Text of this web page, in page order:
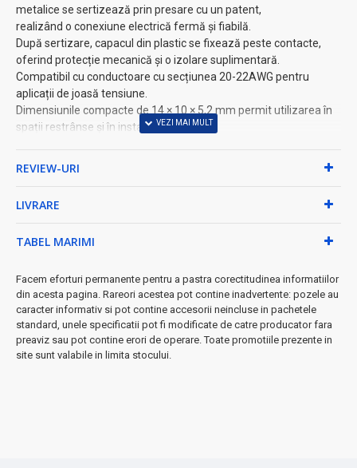
metalice se sertizează prin presare cu un patent,
realizând o conexiune electrică fermă și fiabilă.
După sertizare, capacul din plastic se fixează peste contacte,
oferind protecție mecanică și o izolare suplimentară.
Compatibil cu conductoare cu secțiunea 20-22AWG pentru
aplicații de joasă tensiune.
Dimensiunile compacte de 14 × 10 × 5,2 mm permit utilizarea în
spații restrânse și în instalații compacte.
durabilă.
pentru montaj și întreținere.
UTILIZARE
Îmbinarea firelor electrice
Conectare Wire to Wire
Instalații LED
Reparații și prelungiri cabluri
REVIEW-URI
LIVRARE
TABEL MARIMI
Facem eforturi permanente pentru a pastra corectitudinea informatiilor
din acesta pagina. Rareori acestea pot contine inadvertente: pozele au
caracter informativ si pot contine accesorii neincluse in pachetele
standard, unele specificatii pot fi modificate de catre producator fara
preaviz sau pot contine erori de operare. Toate promotiile prezente in
site sunt valabile in limita stocului.